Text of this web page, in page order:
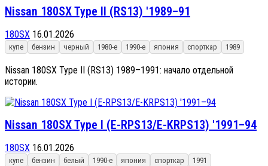
Nissan 180SX Type II (RS13) '1989–91
180SX 16.01.2026
купе бензин черный 1980-е 1990-е япония спорткар 1989
Nissan 180SX Type II (RS13) 1989–1991: начало отдельной
истории.
Nissan 180SX Type I (E-RPS13/E-KRPS13) '1991–94
180SX 16.01.2026
купе бензин белый 1990-е япония спорткар 1991